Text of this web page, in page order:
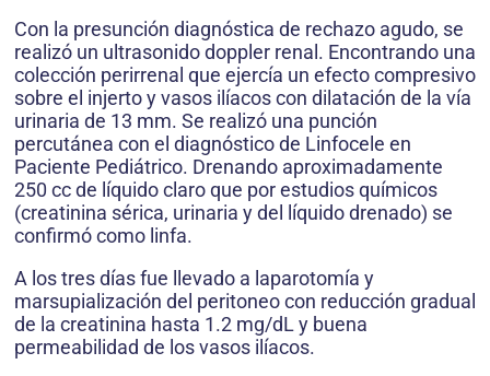
Con la presunción diagnóstica de rechazo agudo, se
realizó un ultrasonido doppler renal. Encontrando una
colección perirrenal que ejercía un efecto compresivo
sobre el injerto y vasos ilíacos con dilatación de la vía
urinaria de 13 mm. Se realizó una punción
percutánea con el diagnóstico de Linfocele en
Paciente Pediátrico. Drenando aproximadamente
250 cc de líquido claro que por estudios químicos
(creatinina sérica, urinaria y del líquido drenado) se
confirmó como linfa.
A los tres días fue llevado a laparotomía y
marsupialización del peritoneo con reducción gradual
de la creatinina hasta 1.2 mg/dL y buena
permeabilidad de los vasos ilíacos.